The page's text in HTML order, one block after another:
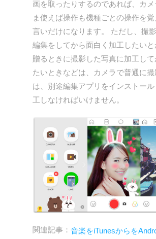
画を取ったりするのであれば、カメ
ま使えば操作も機種ごとの操作を
言いだけになります。 ただし、撮
編集をしてから面白く加工したいと
贈るときに撮影した写真に加工し
たいときなどは、カメラで普通に
は、別途編集アプリをインストー
工しなければいけません。
関連記事： 音楽をiTunesからを